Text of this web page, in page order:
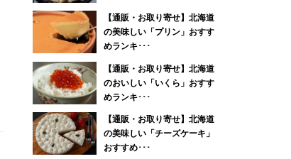
【通販・お取り寄せ】北海道
の美味しい「プリン」おすす
めランキ･･･
【通販・お取り寄せ】北海道
のおいしい「いくら」おすす
めランキ･･･
【通販・お取り寄せ】北海道
の美味しい「チーズケーキ」
おすすめ･･･